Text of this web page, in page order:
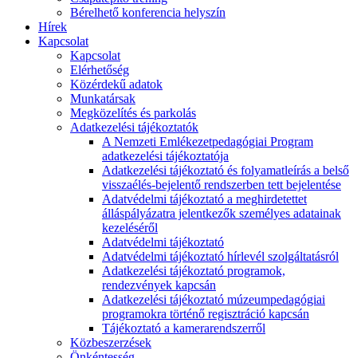
Bérelhető konferencia helyszín
Hírek
Kapcsolat
Kapcsolat
Elérhetőség
Közérdekű adatok
Munkatársak
Megközelítés és parkolás
Adatkezelési tájékoztatók
A Nemzeti Emlékezetpedagógiai Program
adatkezelési tájékoztatója
Adatkezelési tájékoztató és folyamatleírás a belső
visszaélés-bejelentő rendszerben tett bejelentése
Adatvédelmi tájékoztató a meghirdetettet
álláspályázatra jelentkezők személyes adatainak
kezeléséről
Adatvédelmi tájékoztató
Adatvédelmi tájékoztató hírlevél szolgáltatásról
Adatkezelési tájékoztató programok,
rendezvények kapcsán
Adatkezelési tájékoztató múzeumpedagógiai
programokra történő regisztráció kapcsán
Tájékoztató a kamerarendszerről
Közbeszerzések